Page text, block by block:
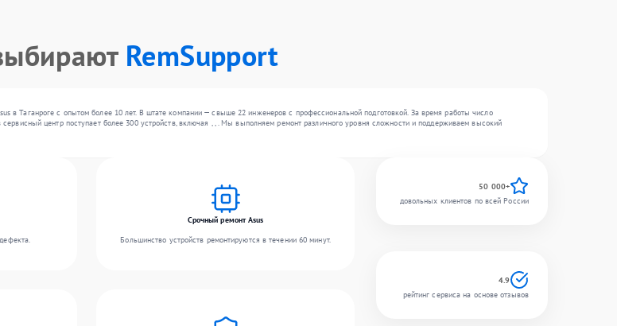
RemSupport
в Таганроге с опытом более 10 лет. В штате компании — свыше 22 инженеров с профессиональной подготовкой. За время работы число
центр поступает более 300 устройств, включая , , . Мы выполняем ремонт различного уровня сложности и поддерживаем высокий
Срочный ремонт Asus
Большинство устройств ремонтируются в течении 60 минут.
50 000+
довольных клиентов по всей России
4.9
рейтинг сервиса на основе отзывов